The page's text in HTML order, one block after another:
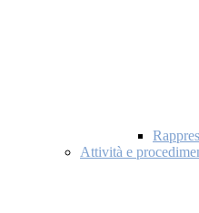
Attività e